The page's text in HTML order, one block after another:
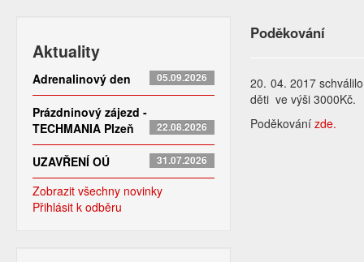
Aktuality
Adrenalinový den 05.09.2026
Prázdninový zájezd -
TECHMANIA Plzeň
22.08.2026
UZAVŘENÍ OÚ 31.07.2026
Zobrazit všechny novinky
Přihlásit k odběru
Poděkování
20. 04. 2017
děti ve výši
Poděkovánízde.